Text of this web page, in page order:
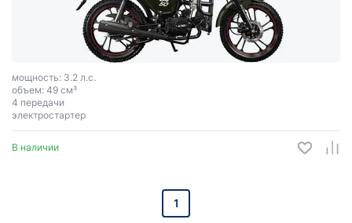
мощность: 3.2 л.с.
объем: 49 см³
4 передачи
электростартер
В наличии
1